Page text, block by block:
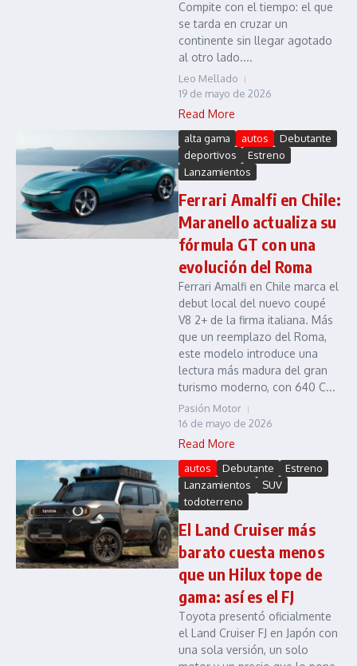
Compite con el tiempo: el que
se tarda en cruzar un
continente sin llegar agotado
al otro lado....
Leo Mellado
19 de mayo de 2026
Read More
alta gama autos
Debutante
deportivos
Estreno
Lanzamientos
Ferrari Amalfi en Chile:
Maranello actualiza su
fórmula GT con una
evolución del Roma
Ferrari Amalfi en Chile marca el
debut local del nuevo coupé
V8 2+ de la firma italiana. Más
que un reemplazo del Roma,
este modelo introduce una
lectura más madura del gran
turismo moderno, con 640 C...
Pasión Motor
16 de mayo de 2026
Read More
autos Debutante
Estreno
Lanzamientos
SUV
todoterreno
El Land Cruiser más
barato cuesta menos
que un Hilux tope de
gama: así es el FJ
Toyota presentó oficialmente
el Land Cruiser FJ en Japón con
una sola versión, un solo